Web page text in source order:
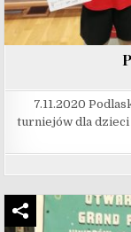
7.11.2020
turniejów dla dzieci